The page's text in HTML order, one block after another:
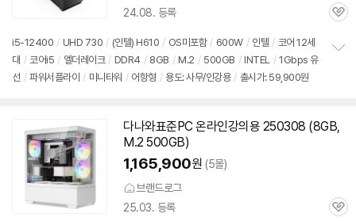
24.08. 등록
관
i5-12400 / UHD 730 / (인텔) H610 / OS미포함 / 600W / 인텔 / 코어 12세
대 / 코어i5 / 엘더레이크 / DDR4 / 8GB / M.2 / 500GB / INTEL / 1Gbps 유
선 / 파워서플라이 / 미니타워 / 어항형 / 용도: 사무/인강용 / 출시가: 59,900원
다나와표준PC 온라인강의용 250308 (8GB,
M.2 500GB)
1,165,900원 (5몰)
브랜드로그
25.03. 등록
관